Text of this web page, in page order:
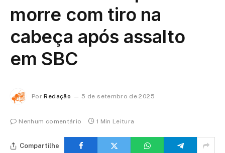
morre com tiro na
cabeça após assalto
em SBC
Por Redação 5 de setembro de 2025
Nenhum comentário 1 Min Leitura
Compartilhe